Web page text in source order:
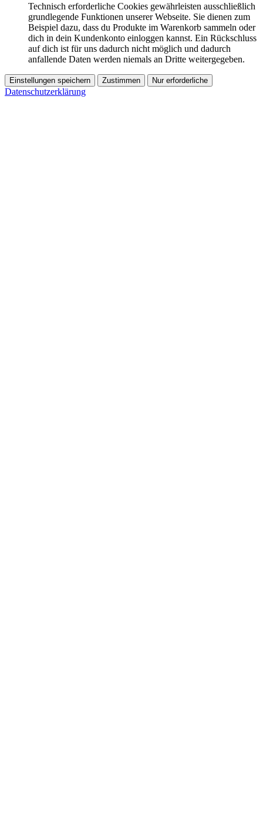
Technisch erforderliche Cookies gewährleisten ausschließlich
grundlegende Funktionen unserer Webseite. Sie dienen zum
Beispiel dazu, dass du Produkte im Warenkorb sammeln oder
dich in dein Kundenkonto einloggen kannst. Ein Rückschluss
auf dich ist für uns dadurch nicht möglich und dadurch
anfallende Daten werden niemals an Dritte weitergegeben.
Einstellungen speichern Zustimmen Nur erforderliche
Datenschutzerklärung